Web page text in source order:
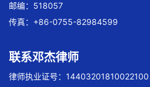
邮编：518057
传真：+86-0755-82984599
联系邓杰律师
律师执业证号：14403201810022100